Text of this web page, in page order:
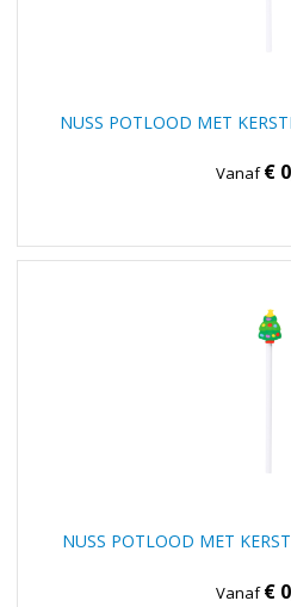
NUSS POTLOOD MET
Vanaf€
NUSS POTLOOD MET
Vanaf€